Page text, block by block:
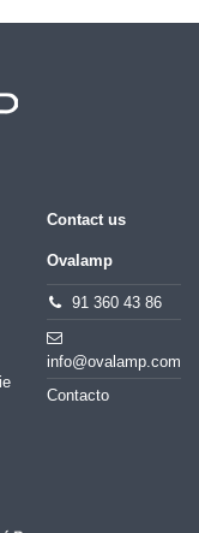
Contact us
Ovalamp
91 360 43 86
info@ovalamp.com
Contacto